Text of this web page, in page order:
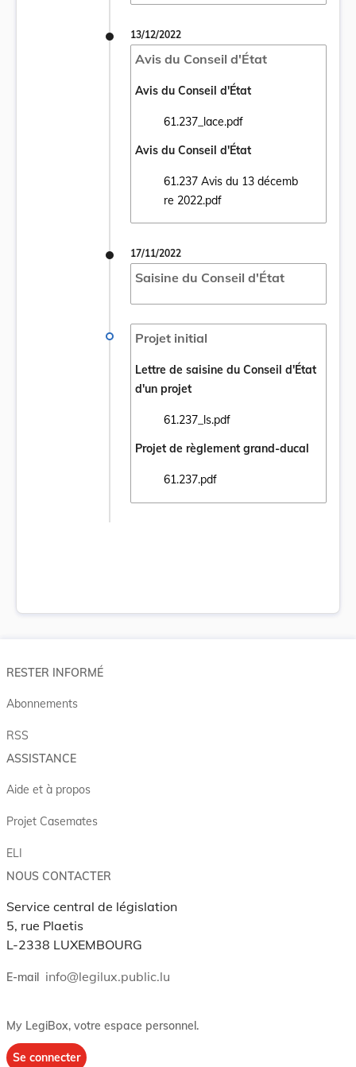
13/12/2022
Avis du Conseil d'État
Avis du Conseil d'État
61.237_lace.pdf
Ouvrir le document 61.237_lace.pdf dans
Avis du Conseil d'État
61.237 Avis du 13 décemb
re 2022.pdf
Ouvrir le document 61.237 Avis du 13
17/11/2022
Saisine du Conseil d'État
Projet initial
Lettre de saisine du Conseil d'État
d'un projet
61.237_ls.pdf
Ouvrir le document 61.237_ls.pdf dans un
Projet de règlement grand-ducal
61.237.pdf
Ouvrir le document 61.237.pdf dans un
RESTER INFORMÉ
Abonnements
RSS
ASSISTANCE
Aide et à propos
Projet Casemates
ELI
NOUS CONTACTER
Service central de législation
5, rue Plaetis
L-2338 LUXEMBOURG
E-mail info@legilux.public.lu
My LegiBox, votre espace personnel.
Se connecter